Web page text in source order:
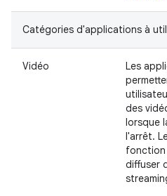
Catégories d'applications à
Vidéo
Les
des
lorsque
l'arrêt.
fonction
diffuser